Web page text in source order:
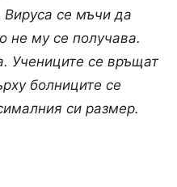
Вируса се мъчи да
не му се получава.
Учениците се връщат
болниците се
си размер.